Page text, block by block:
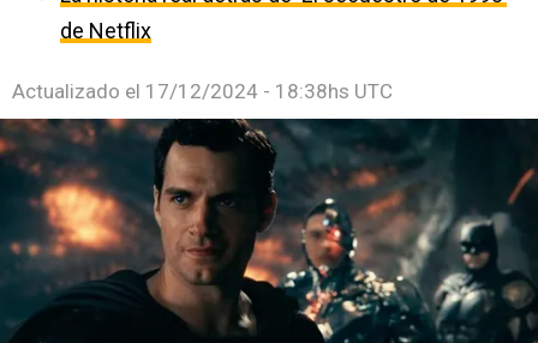
de Netflix
Actualizado el 17/12/2024 - 18:38hs UTC